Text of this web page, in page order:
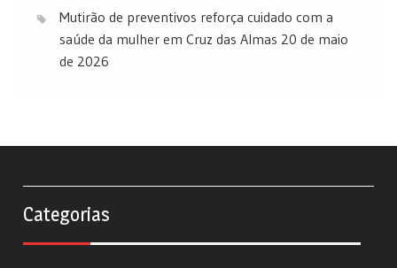
Mutirão de preventivos reforça cuidado com a
saúde da mulher em Cruz das Almas 20 de maio
de 2026
Categorias